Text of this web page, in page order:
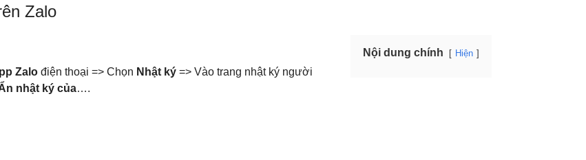
Zalo
Nội dung chính Hiện
Zalo điện thoại => Chọn Nhật ký => Vào trang nhật ký người
nhật ký của….